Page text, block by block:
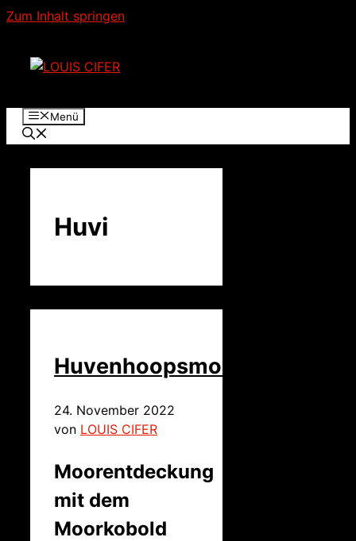
Zum Inhalt springen
Menü
Huvi
Huvenhoopsmoor
24. November 2022
von LOUIS CIFER
Moorentdeckung
mit dem
Moorkobold